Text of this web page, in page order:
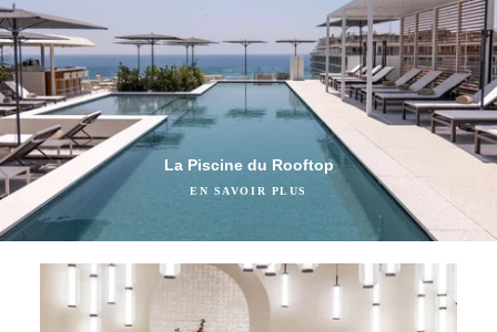
uniquement sur les créneaux dédiés, de 9h à 11h et de 14h à 16h,
et toujours accompagnés d’un adulte. Oria étant un lieu dédié à la
détente, il n’est pas autorisé de courir, sauter ou crier, afin de
préserver le confort et le calme des clients. Les ballons ainsi que
les jouets divers ne sont pas tolérés au sein du Spa.
La Piscine du Rooftop
EN SAVOIR PLUS
La piscine extérieure du rooftop est accessible exclusivement aux
clients de l’hôtel. Elle n’est pas ouverte à la clientèle extérieure.